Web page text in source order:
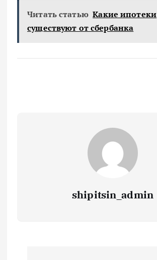
Читать статью Какие ипотеки
существуют от сбербанка
shipitsin_admin